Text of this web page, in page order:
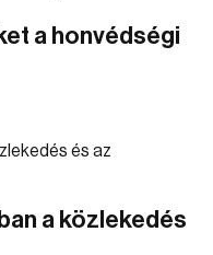
a honvédségi
a közlekedés